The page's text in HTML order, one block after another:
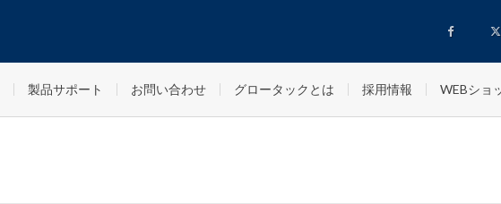
製品サポート お問い合わせ グロータックとは 採用情報 WEBショ